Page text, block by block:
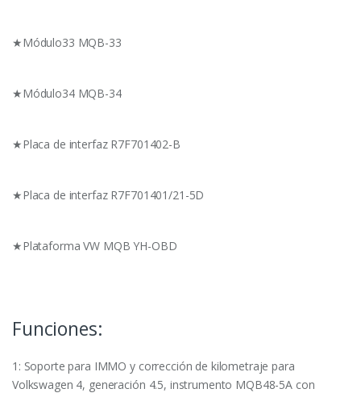
★Módulo33 MQB-33
★Módulo34 MQB-34
★Placa de interfaz R7F701402-B
★Placa de interfaz R7F701401/21-5D
★Plataforma VW MQB YH-OBD
Funciones:
1: Soporte para IMMO y corrección de kilometraje para
Volkswagen 4, generación 4.5, instrumento MQB48-5A con